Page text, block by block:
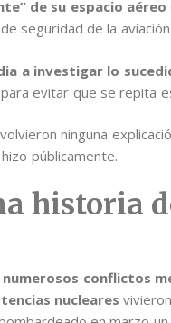
de su espacio aéreo
seguridad de la aviación.
a investigar lo
evitar que se repita
ninguna
públicamente.
historia
conflictos
nucleares